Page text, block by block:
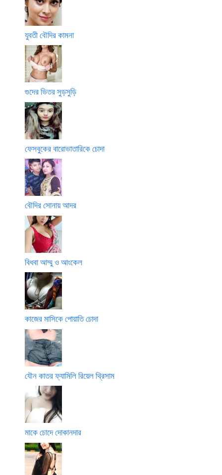
যুবতী বৌদির কামনা
গুদের ভিতর সুড়সুড়ি
ফেসবুকের বারোভাতারিকে চোদা
বৌদির সোনায় আদর
বিধবা আম্মু ও আংকেল
কাজের মাসিকে পোয়াতি চোদা
যৌন কাতর ফ্যামিলি রিয়েল থ্রিসাম
মাকে চোদে দোকানদার